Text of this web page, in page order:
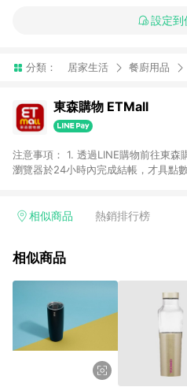
設定到
分類： 居家生活 餐廚用品
東森購物 ETMall
注意事項： 1. 透過LINE購物前往東森
瀏覽器於24小時內完成結帳，才具點
單，皆不在點數回饋範圍內。 3. 如購
球嚴選、商城、專案商品、「草莓網
實際回饋請依LINE購物通知為主。 6.
ETMall站內之折扣優惠(包含但不限
券等)，不具點數回饋資格。詳細請依
顯示為準。 7. LINE購物設有「單一商
殊活動時開放「回饋無上限」)，以
計算，並依訂單成立時間當下LINE購
相似商品 熱銷排行榜
相似商品